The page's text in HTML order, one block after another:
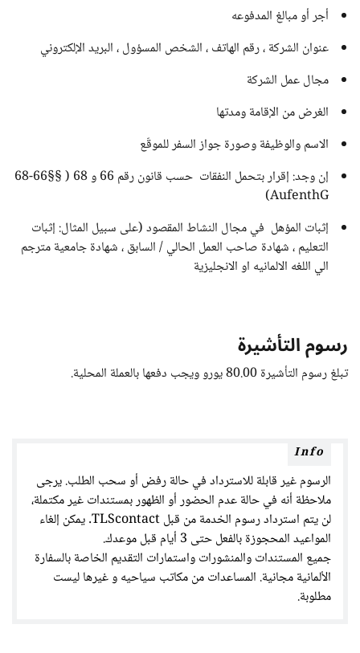
أجر أو مبالغ المدفوعه
عنوان الشركة ، رقم الهاتف ، الشخص المسؤول ، البريد الإلكتروني
مجال عمل الشركة
الغرض من الإقامة ومدتها
الاسم والوظيفة وصورة جواز السفر للموقّع
إن وجد: إقرار بتحمل النفقات حسب قانون رقم 66 و 68 ( §§66-68
AufenthG)
إثبات المؤهل في مجال النشاط المقصود (على سبيل المثال: إثبات
التعليم ، شهادة صاحب العمل الحالي / السابق ، شهادة جامعية مترجم
الي اللغه الالمانيه او الانجليزية
رسوم التأشيرة
تبلغ رسوم التأشيرة 80.00 يورو ويجب دفعها بالعملة المحلية.
Info
الرسوم غير قابلة للاسترداد في حالة رفض أو سحب الطلب. يرجى
ملاحظة أنه في حالة عدم الحضور أو الظهور بمستندات غير مكتملة،
لن يتم استرداد رسوم الخدمة من قبل TLScontact. يمكن إلغاء
المواعيد المحجوزة بالفعل حتى 3 أيام قبل موعدك.
جميع المستندات والمنشورات واستمارات التقديم الخاصة بالسفارة
الألمانية مجانية. المساعدات من مكاتب سياحيه و غيرها ليست
مطلوبة.